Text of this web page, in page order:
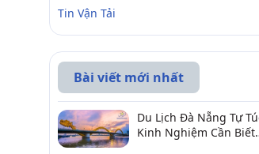
Tin Vận Tải
Bài viết mới nhất
Du Lịch Đà Nẵng Tự
Kinh Nghiệm Cần Biết